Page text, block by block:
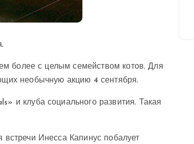
более с целым семейством котов. Для
необычную акцию 4 сентября.
и клуба социального развития. Такая
Инесса Капинус побалует